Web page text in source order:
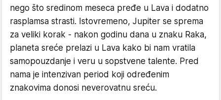
nego što sredinom meseca pređe u Lava i dodatno
rasplamsa strasti. Istovremeno, Jupiter se sprema
za veliki korak - nakon godinu dana u znaku Raka,
planeta sreće prelazi u Lava kako bi nam vratila
samopouzdanje i veru u sopstvene talente. Pred
nama je intenzivan period koji određenim
znakovima donosi neverovatnu sreću.